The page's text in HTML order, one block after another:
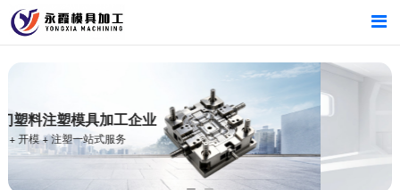
产品中心
新闻中心
产品中心
新闻中心